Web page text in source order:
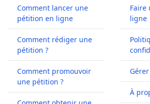
Comment lancer une
pétition en ligne
Comment rédiger une
pétition ?
Comment promouvoir
une pétition ?
Faire
ligne
À